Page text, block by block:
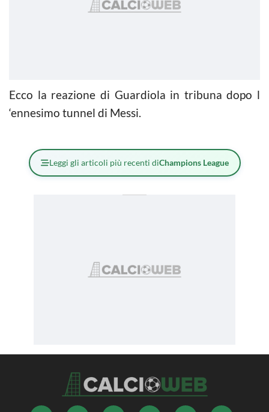
Ecco la reazione di Guardiola in tribuna dopo l
‘ennesimo tunnel di Messi.
Leggi gli articoli più recenti diChampions League